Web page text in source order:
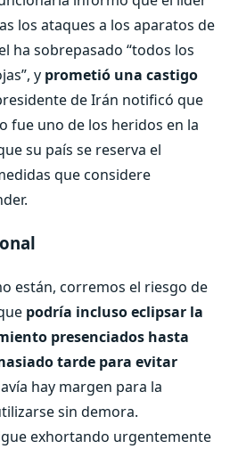
los ataques a los aparatos de
ha sobrepasado “todos los
y prometió una castigo
de Irán notificó que
fue uno de los heridos en la
su país se reserva el
que considere
están, corremos el riesgo de
podría incluso eclipsar la
presenciados hasta
tarde para evitar
hay margen para la
sin demora.
exhortando urgentemente